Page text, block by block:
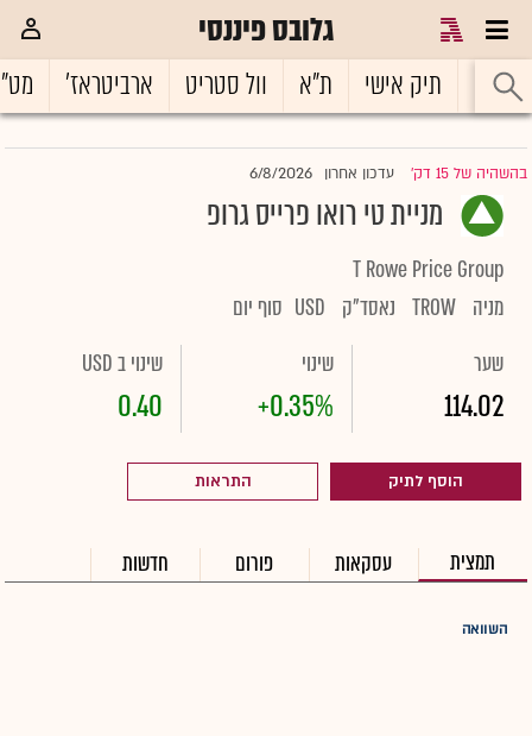
גלובס פיננסי
ראשי תיק אישי ת"א וול סטריט ארביטראז'
בהשהיה של 15 דק' |עדכון אחרון 6/8/2026
מניית טי רואו פרייס גרופ
T Rowe Price Group
מניה TROW נאסד"ק USD סוף יום
שער
114.02
שינוי
+0.35%
שינוי ב USD
0.40
הוסף לתיק התראות
תמצית עסקאות פורום חדשות
השוואה